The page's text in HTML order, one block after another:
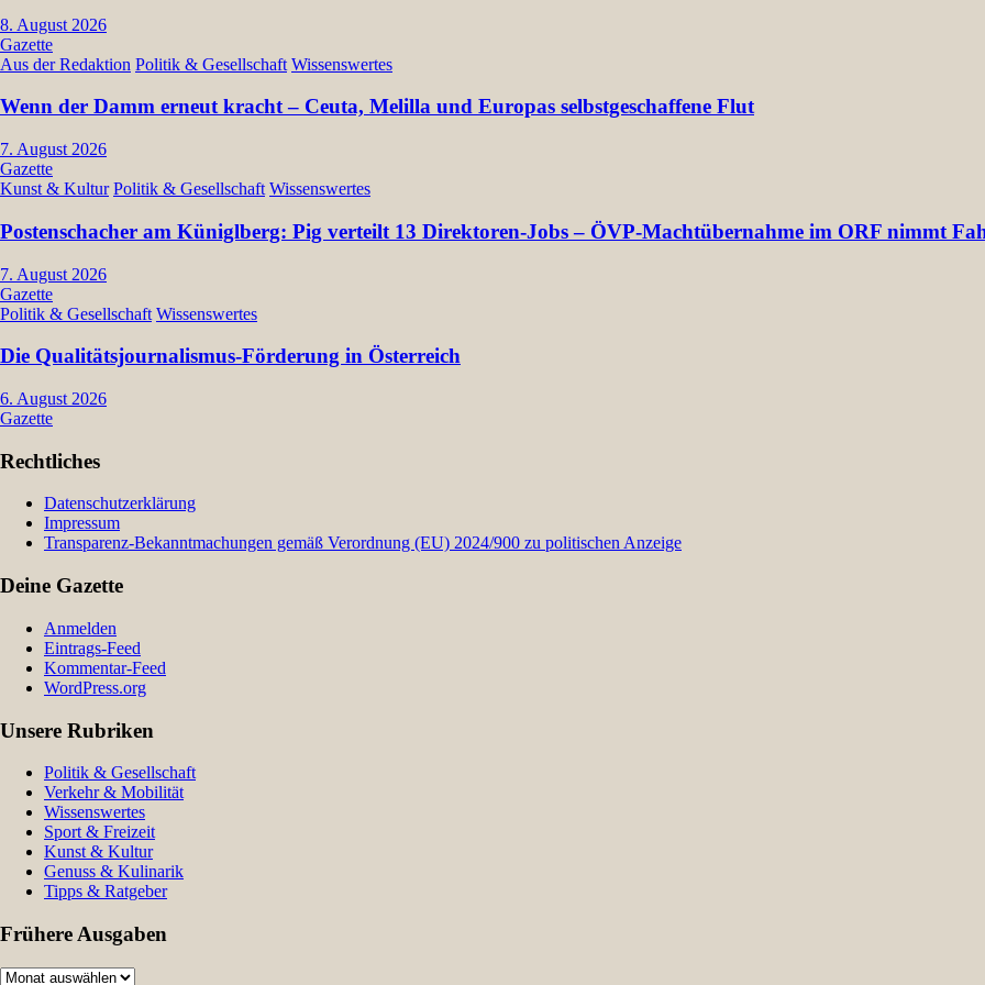
8. August 2026
Gazette
Aus der Redaktion Politik & Gesellschaft Wissenswertes
Wenn der Damm erneut kracht – Ceuta, Melilla und Europas selbstgeschaffene Flut
7. August 2026
Gazette
Kunst & Kultur Politik & Gesellschaft Wissenswertes
Postenschacher am Küniglberg: Pig verteilt 13 Direktoren-Jobs – ÖVP-Machtübernahme im ORF nimmt
7. August 2026
Gazette
Politik & Gesellschaft Wissenswertes
Die Qualitätsjournalismus-Förderung in Österreich
6. August 2026
Gazette
Rechtliches
Datenschutzerklärung
Impressum
Transparenz-Bekanntmachungen gemäß Verordnung (EU) 2024/900 zu politischen Anzeige
Deine Gazette
Anmelden
Eintrags-Feed
Kommentar-Feed
WordPress.org
Unsere Rubriken
Politik & Gesellschaft
Verkehr & Mobilität
Wissenswertes
Sport & Freizeit
Kunst & Kultur
Genuss & Kulinarik
Tipps & Ratgeber
Frühere Ausgaben
Frühere